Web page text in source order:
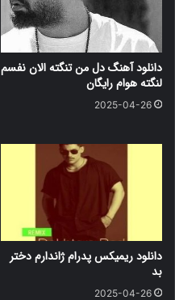
دانلود آهنگ دل من تنگته الان نفسم
لنگته هوام رایگان
2025-04-26
دانلود ریمیکس پدرام ژاندارم دختر
بد
2025-04-26